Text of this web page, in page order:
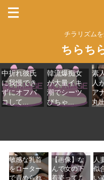
チラリズム
ちらち